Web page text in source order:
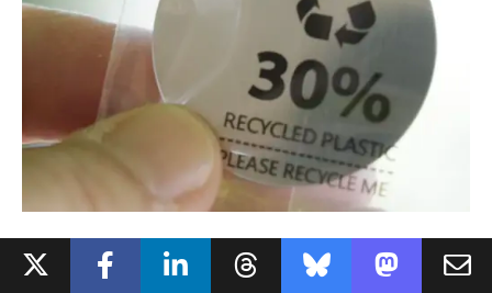
Reolink livre aussi une petite pastille magnétique